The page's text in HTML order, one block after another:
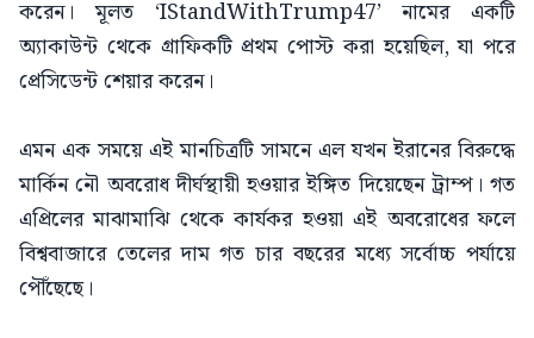
করেন। মূলত ‘IStandWithTrump47’ নামের একটি
অ্যাকাউন্ট থেকে গ্রাফিকটি প্রথম পোস্ট করা হয়েছিল, যা পরে
প্রেসিডেন্ট শেয়ার করেন।
এমন এক সময়ে এই মানচিত্রটি সামনে এল যখন ইরানের বিরুদ্ধে
মার্কিন নৌ অবরোধ দীর্ঘস্থায়ী হওয়ার ইঙ্গিত দিয়েছেন ট্রাম্প। গত
এপ্রিলের মাঝামাঝি থেকে কার্যকর হওয়া এই অবরোধের ফলে
বিশ্ববাজারে তেলের দাম গত চার বছরের মধ্যে সর্বোচ্চ পর্যায়ে
পৌঁছেছে।